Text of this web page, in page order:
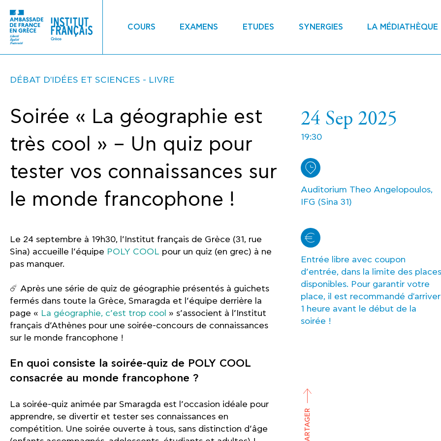
COURS EXAMENS ETUDES SYNERGIES LA MÉDIATHÈQUE
DÉBAT D'IDÉES ET SCIENCES LIVRE
Soirée « La géographie est
très cool » – Un quiz pour
tester vos connaissances sur
le monde francophone !
Le 24 septembre à 19h30, l’Institut français de Grèce (31, rue
Sina) accueille l’équipe POLY COOL pour un quiz (en grec) à ne
pas manquer.
☄️ Après une série de quiz de géographie présentés à guichets
fermés dans toute la Grèce, Smaragda et l’équipe derrière la
page « La géographie, c’est trop cool » s’associent à l’Institut
français d’Athènes pour une soirée-concours de connaissances
sur le monde francophone !
En quoi consiste la soirée-quiz de POLY COOL
consacrée au monde francophone ?
La soirée-quiz animée par Smaragda est l’occasion idéale pour
apprendre, se divertir et tester ses connaissances en
compétition. Une soirée ouverte à tous, sans distinction d’âge
24 Sep 2025
19:30
Auditorium Theo Angelopoulos,
IFG (Sina 31)
Entrée libre avec coupon
d’entrée, dans la limite des places
disponibles. Pour garantir votre
place, il est recommandé d'arriver
1 heure avant le début de la
soirée !
PARTAGER